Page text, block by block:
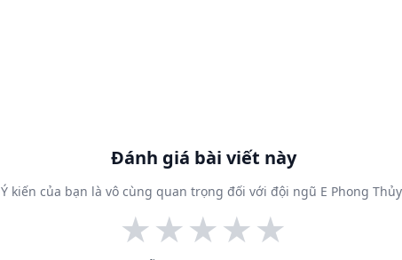
Đánh giá bài viết này
Ý kiến của bạn là vô cùng quan trọng đối với đội ngũ E Phong
★★★★★